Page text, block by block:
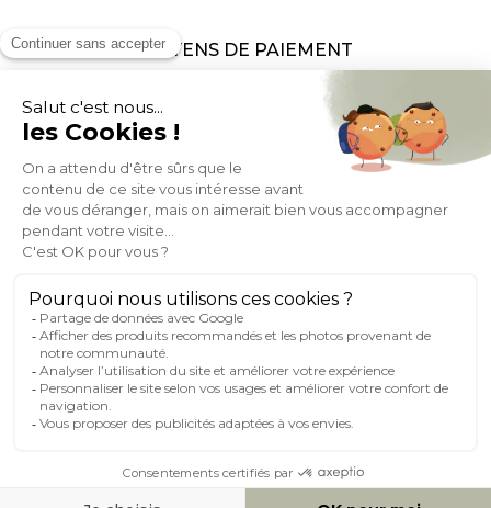
MOYENS DE PAIEMENT
SOCIAL NETWORK
FRANCE
© 2007-2026 Miliboo
Tous droits réservés